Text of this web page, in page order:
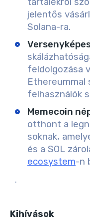
jelentős
Solana-ra.
feldolgozása
Ethereummal
felhasználók
Memecoin
otthont a
soknak,
és a SOL
ecosystem-n
.
Kihívások